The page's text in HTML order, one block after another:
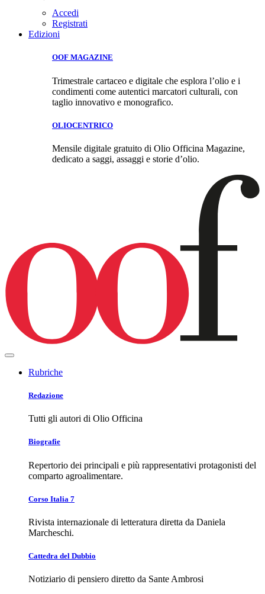
Accedi
Registrati
Edizioni
OOF MAGAZINE
Trimestrale cartaceo e digitale che esplora l’olio e i
condimenti come autentici marcatori culturali, con
taglio innovativo e monografico.
OLIOCENTRICO
Mensile digitale gratuito di Olio Officina Magazine,
dedicato a saggi, assaggi e storie d’olio.
Rubriche
Redazione
Tutti gli autori di Olio Officina
Biografie
Repertorio dei principali e più rappresentativi protagonisti del
comparto agroalimentare.
Corso Italia 7
Rivista internazionale di letteratura diretta da Daniela
Marcheschi.
Cattedra del Dubbio
Notiziario di pensiero diretto da Sante Ambrosi